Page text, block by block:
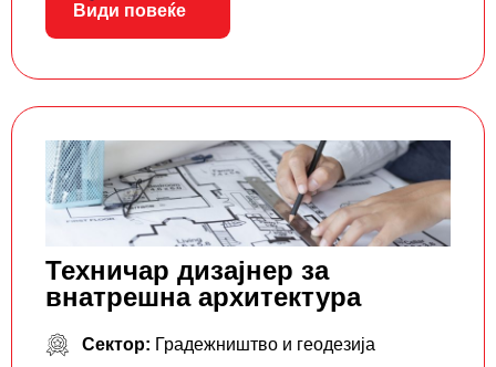
Види повеќе
Техничар дизајнер за
внатрешна архитектура
Сектор: Градежништво и геодезија